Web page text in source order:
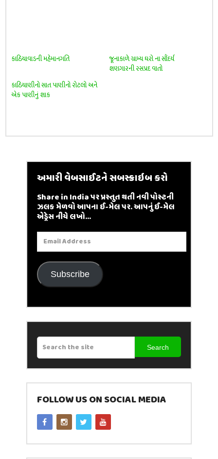
કાઠિયાવાડની મહેમાનગતિ
જૂનાકાળે ગ્રામ્ય ઘરો ના સૌંદર્ય
શણગારની રસપ્રદ વાતો
કાઠિયાણીનો સાત પાણીનો રોટલો અને
એક પાણીનું શાક
અમારી વેબસાઈટને સબસ્ક્રાઇબ કરો
Share in India પર પ્રસ્તુત થતી નવી પોસ્ટની
ઝલક મેળવો આપના ઈ-મેલ પર. આપનું ઈ-મેલ
એડ્રેસ નીચે લખો...
Email
Address
Subscribe
Search
FOLLOW US ON SOCIAL MEDIA